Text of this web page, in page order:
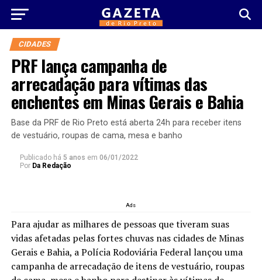
CIDADES
PRF lança campanha de
arrecadação para vítimas das
enchentes em Minas Gerais e Bahia
Base da PRF de Rio Preto está aberta 24h para receber itens
de vestuário, roupas de cama, mesa e banho
Publicado há 5 anos em 06/01/2022
Por Da Redação
Ads
Para ajudar as milhares de pessoas que tiveram suas
vidas afetadas pelas fortes chuvas nas cidades de Minas
Gerais e Bahia, a Polícia Rodoviária Federal lançou uma
campanha de arrecadação de itens de vestuário, roupas